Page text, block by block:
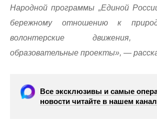
Народной программы „Единой
бережному отношению к
волонтерские движения,
образовательные проекты», —
Все эксклюзивы и самые
новости читайте в нашем